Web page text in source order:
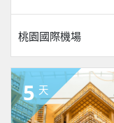
桃園國際機場
5 天